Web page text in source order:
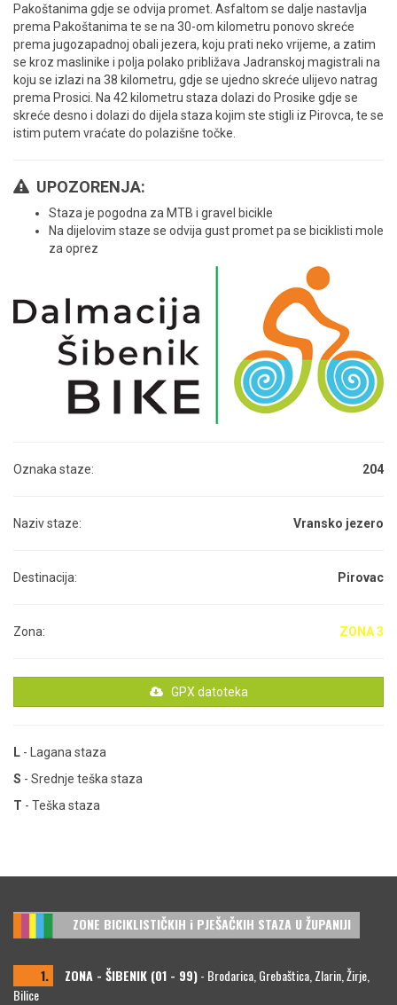
Pakoštanima gdje se odvija promet. Asfaltom se dalje nastavlja
prema Pakoštanima te se na 30-om kilometru ponovo skreće
prema jugozapadnoj obali jezera, koju prati neko vrijeme, a zatim
se kroz maslinike i polja polako približava Jadranskoj magistrali na
koju se izlazi na 38 kilometru, gdje se ujedno skreće ulijevo natrag
prema Prosici. Na 42 kilometru staza dolazi do Prosike gdje se
skreće desno i dolazi do dijela staza kojim ste stigli iz Pirovca, te se
istim putem vraćate do polazišne točke.
UPOZORENJA:
Staza je pogodna za MTB i gravel bicikle
Na dijelovim staze se odvija gust promet pa se biciklisti mole
za oprez
Oznaka staze: 204
Naziv staze: Vransko jezero
Destinacija: Pirovac
Zona: ZONA 3
GPX datoteka
L - Lagana staza
S - Srednje teška staza
T - Teška staza
ZONE BICIKLISTIČKIH i PJEŠAČKIH STAZA U ŽUPANIJI
1. ZONA - ŠIBENIK (01 - 99)- Brodarica, Grebaštica, Zlarin, Žirje,
Bilice